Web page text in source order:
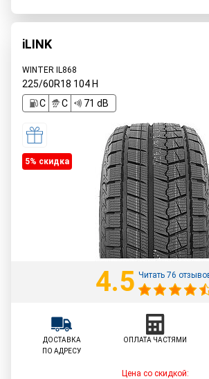
iLINK
WINTER IL868
225/60R18 104H
C
C 71 dB
5% cкидка
4.5 Читать 76
ДОСТАВКА
ПО АДРЕСУ
ОПЛАТА ЧАСТЯМИ
Цена со скидкой: